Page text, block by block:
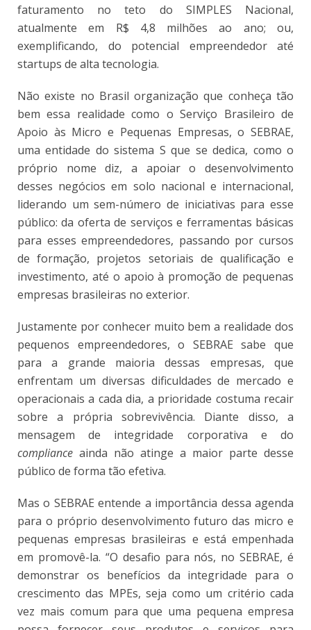
faturamento no teto do SIMPLES Nacional,
atualmente em R$ 4,8 milhões ao ano; ou,
exemplificando, do potencial empreendedor até
startups de alta tecnologia.
Não existe no Brasil organização que conheça tão
bem essa realidade como o Serviço Brasileiro de
Apoio às Micro e Pequenas Empresas, o SEBRAE,
uma entidade do sistema S que se dedica, como o
próprio nome diz, a apoiar o desenvolvimento
desses negócios em solo nacional e internacional,
liderando um sem-número de iniciativas para esse
público: da oferta de serviços e ferramentas básicas
para esses empreendedores, passando por cursos
de formação, projetos setoriais de qualificação e
investimento, até o apoio à promoção de pequenas
empresas brasileiras no exterior.
Justamente por conhecer muito bem a realidade dos
pequenos empreendedores, o SEBRAE sabe que
para a grande maioria dessas empresas, que
enfrentam um diversas dificuldades de mercado e
operacionais a cada dia, a prioridade costuma recair
sobre a própria sobrevivência. Diante disso, a
mensagem de integridade corporativa e do
compliance ainda não atinge a maior parte desse
público de forma tão efetiva.
Mas o SEBRAE entende a importância dessa agenda
para o próprio desenvolvimento futuro das micro e
pequenas empresas brasileiras e está empenhada
em promovê-la. “O desafio para nós, no SEBRAE, é
demonstrar os benefícios da integridade para o
crescimento das MPEs, seja como um critério cada
vez mais comum para que uma pequena empresa